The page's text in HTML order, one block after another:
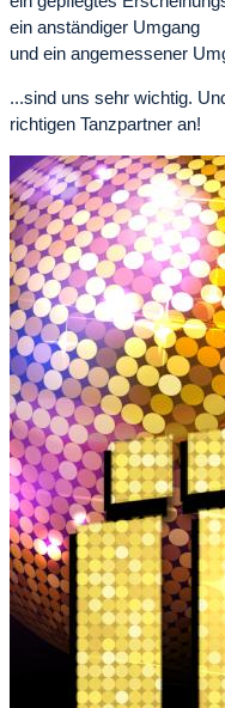
ein anständiger Umgang
und ein angemessener
...sind uns sehr wichtig.
richtigen Tanzpartner an!